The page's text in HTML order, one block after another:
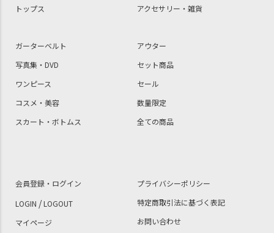
トップス
アクセサリー・雑貨
ガーターベルト
写真集・DVD
ワンピース
コスメ・美容
スカート・ボトムス
アウター
セット商品
セール
数量限定
全ての商品
会員登録・ログイン
LOGIN /LOGOUT
マイページ
プライバシーポリシー
特定商取引法に基づく表記
お問い合わせ